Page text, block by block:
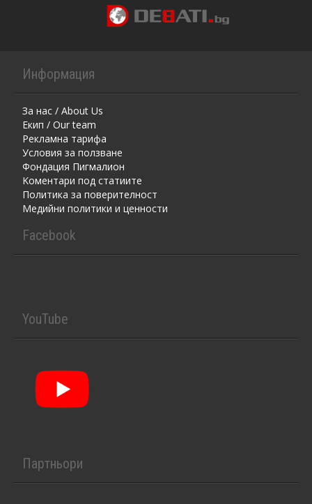
Информация
За нас / About Us
Екип / Our team
Рекламна тарифа
Условия за ползване
Фондация Пигмалион
Kоментaри под статиите
Политика за поверителност
Медийни политики и ценности
Facebook
YouTube
Партньори